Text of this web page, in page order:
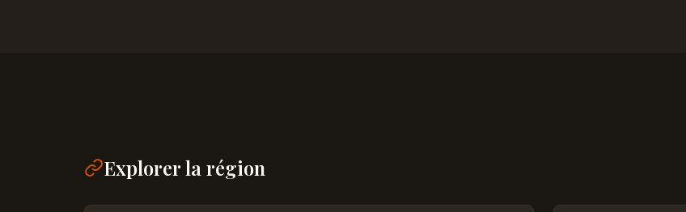
Explorer la région